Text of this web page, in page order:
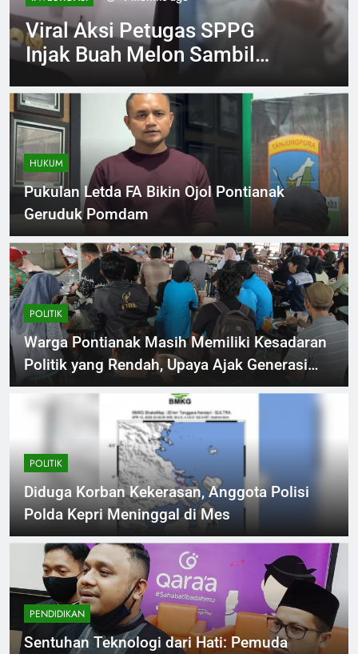
Viral Aksi Petugas SPPG
Injak Buah Melon Sambil
dan Permintaan Maaf
HUKUM
Pukulan Letda FA Bikin Ojol Pontianak
Geruduk Pomdam
POLITIK
Warga Pontianak Masih Memiliki Kesadaran
Politik yang Rendah, Upaya Ajak Generasi
Muda Ikut Serta Tren Politik
POLITIK
Diduga Korban Kekerasan, Anggota Polisi
Polda Kepri Meninggal di Mes
PENDIDIKAN
Sentuhan Teknologi dari Hati: Pemuda